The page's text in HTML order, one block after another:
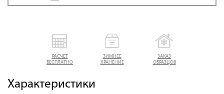
РАСЧЕТ
БЕСПЛАТНО
ЗИМНЕЕ
ХРАНЕНИЕ
ЗАКАЗ
ОБРАЗЦОВ
Характеристики